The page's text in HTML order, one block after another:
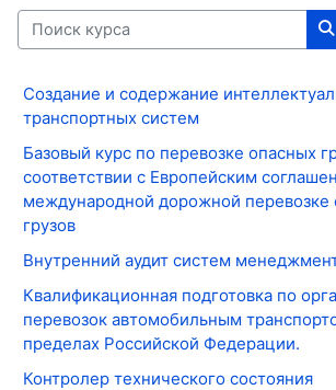
Поиск курса
Создание и содержание
транспортных систем
Базовый курс по перевозке опасных
соответствии с Европейским
международной дорожной перевозке
грузов
Внутренний аудит систем
Квалификационная подготовка по
перевозок автомобильным
пределах Российской Федерации.
Контролер технического состояния